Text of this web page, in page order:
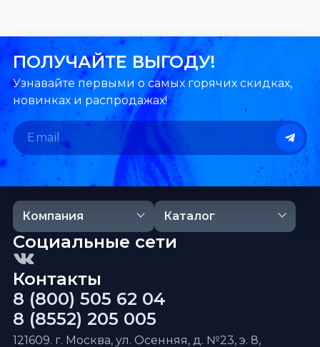
ПОЛУЧАЙТЕ ВЫГОДУ!
Узнавайте первыми о самых горячих скидках,
новинках и распродажах!
Компания Каталог
Контакты
8 (800) 505 62 04
8 (8552) 205 005
121609. г. Москва, ул. Осенняя, д. №23, э. 8,
Социальные сети